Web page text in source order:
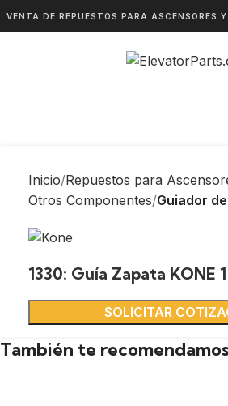
VENTA DE REPUESTOS PARA ASCENSORES
Inicio Repuestos para
Otros Componentes Guiador
1330: Guía Zapata KONE
SOLICITAR
También te